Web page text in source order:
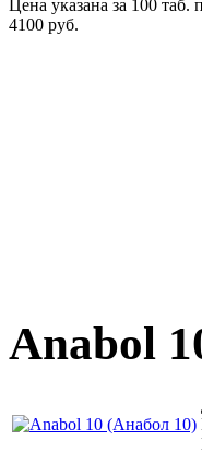
Цена указана за 100 таб.
4100 руб.
Anabol